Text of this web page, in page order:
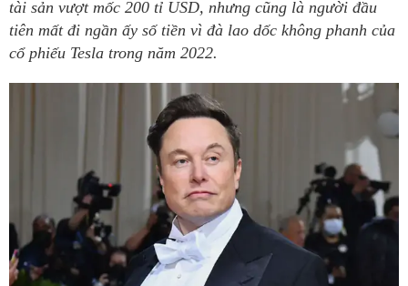
tài sản vượt mốc 200 tỉ USD, nhưng cũng là người đầu
tiên mất đi ngần ấy số tiền vì đà lao dốc không phanh của
cổ phiếu Tesla trong năm 2022.